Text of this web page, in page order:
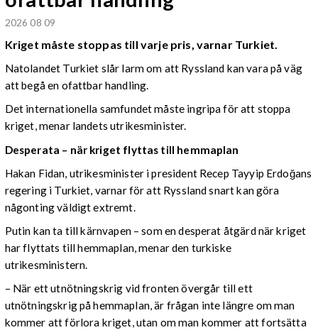
2026 08 09
Kriget måste stoppas till varje pris, varnar Turkiet.
Natolandet Turkiet slår larm om att Ryssland kan vara på väg
att begå en ofattbar handling.
Det internationella samfundet måste ingripa för att stoppa
kriget, menar landets utrikesminister.
Desperata – när kriget flyttas till hemmaplan
Hakan Fidan, utrikesminister i president Recep Tayyip Erdoğans
regering i Turkiet, varnar för att Ryssland snart kan göra
någonting väldigt extremt.
Putin kan ta till kärnvapen – som en desperat åtgärd när kriget
har flyttats till hemmaplan, menar den turkiske
utrikesministern.
– När ett utnötningskrig vid fronten övergår till ett
utnötningskrig på hemmaplan, är frågan inte längre om man
kommer att förlora kriget, utan om man kommer att fortsätta